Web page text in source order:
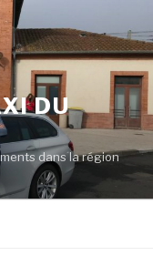
DU
dans la région